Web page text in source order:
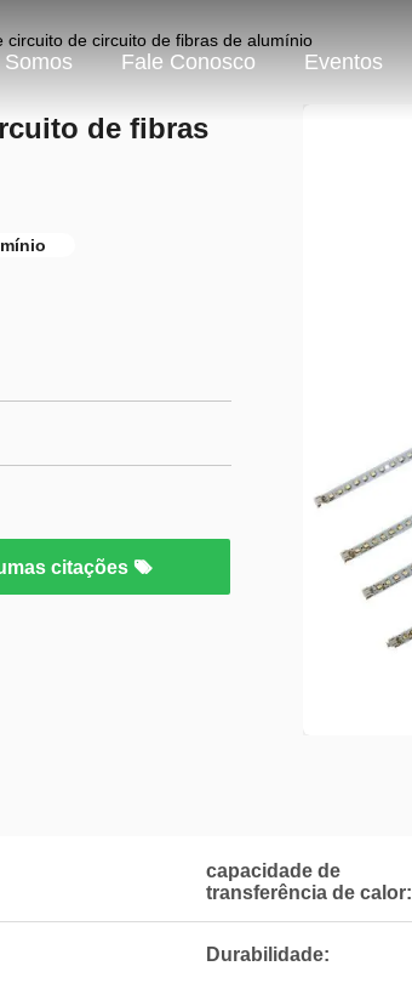
Somos Fale Conosco Eventos
circuito de circuito de fibras de alumínio
de fibras
citações
capacidade de
transferência de calor:
Durabilidade: